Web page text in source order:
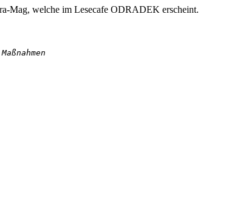
Mag, welche im Lesecafe ODRADEK erscheint.